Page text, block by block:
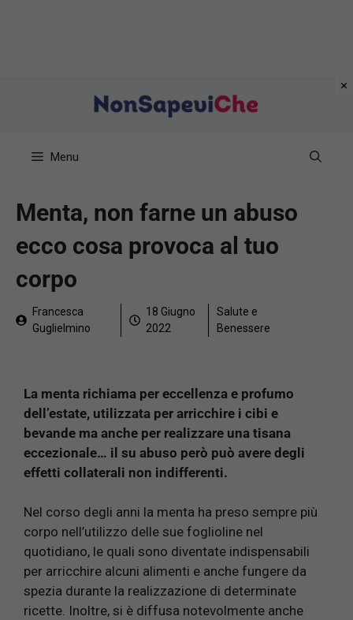
Menu
Menta, non farne un abuso
ecco cosa provoca al tuo
corpo
Francesca
Guglielmino
18 Giugno
2022
Salute e
Benessere
La menta richiama per eccellenza e profumo
dell’estate, utilizzata per arricchire i cibi e
bevande ma anche per realizzare una tisana
eccezionale… il su abuso però può avere degli
effetti collaterali non indifferenti.
Nel corso degli anni la menta ha preso sempre più
corpo nell’utilizzo delle sue foglioline nel
quotidiano, le quali sono diventate indispensabili
per arricchire alcuni alimenti e anche fungere da
spezia durante la realizzazione di determinate
ricette. Inoltre, si è diffusa notevolmente anche